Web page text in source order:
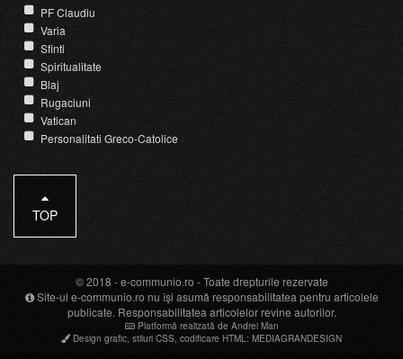
PF Claudiu
Varia
Sfinti
Spiritualitate
Blaj
Rugaciuni
Vatican
Personalitati Greco-Catolice
TOP
© 2018 -e-communio.ro - Toate drepturile rezervate
Site-ul e-communio.ro nu își asumă responsabilitatea pentru articolele
publicate. Responsabilitatea articolelor revine autorilor.
Platformă realizată de Andrei Man
Design grafic stiluri CSS codificare HTML : MEDIAGRANDESIGN